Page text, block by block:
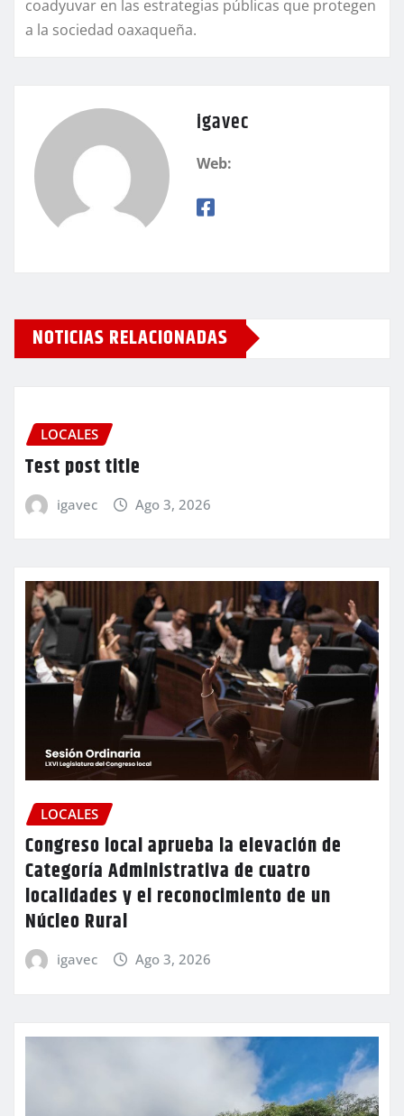
coadyuvar en las estrategias públicas que protegen
a la sociedad oaxaqueña.
igavec
Web:
NOTICIAS RELACIONADAS
LOCALES
Test post title
igavec Ago 3, 2026
LOCALES
Congreso local aprueba la elevación de
Categoría Administrativa de cuatro
localidades y el reconocimiento de un
Núcleo Rural
igavec Ago 3, 2026